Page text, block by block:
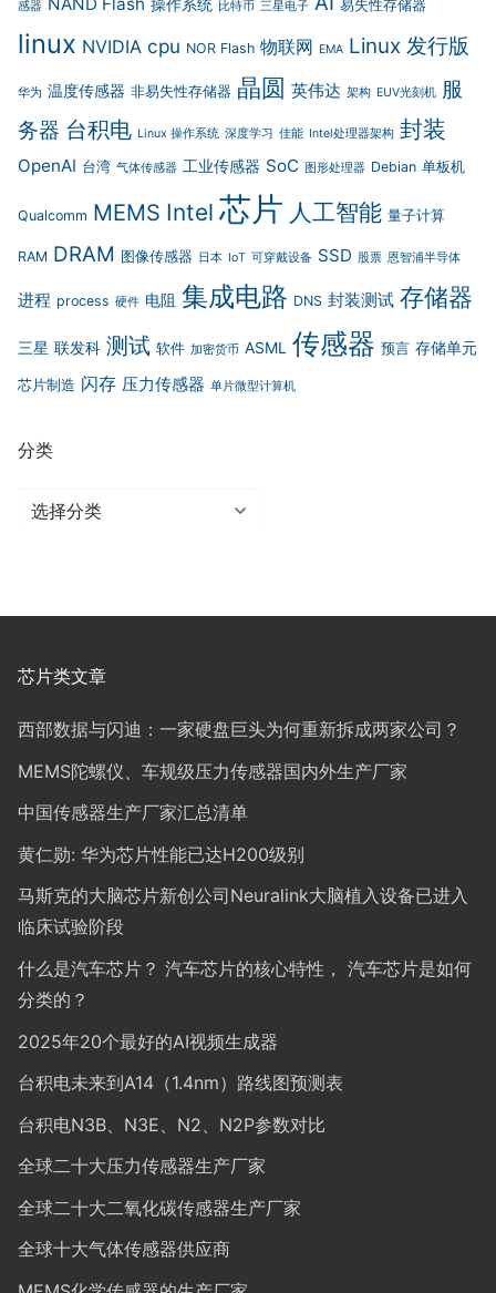
感器 NAND Flash 操作系统 比特币 三星电子 易失性存储器
linux NVIDIA cpu NOR Flash 物联网 EMA Linux 发行版
华为 温度传感器 非易失性存储器 晶圆 英伟达 架构 EUV光刻机 服
务器 台积电 Linux 操作系统 深度学习 佳能 Intel处理器架构 封装
OpenAI 台湾 气体传感器 工业传感器 SoC 图形处理器 Debian 单板机
Qualcomm MEMS Intel 芯片 人工智能 量子计算
RAM DRAM 图像传感器 日本 IoT 可穿戴设备 SSD 股票 恩智浦半导体
进程 process 硬件 电阻 集成电路 DNS 封装测试 存储器
三星 联发科 测试 软件 加密货币 ASML 传感器 预言 存储单元
芯片制造 闪存 压力传感器 单片微型计算机
分类
分
芯片类文章
西部数据与闪迪：一家硬盘巨头为何重新拆成两家公司？
MEMS陀螺仪、车规级压力传感器国内外生产厂家
中国传感器生产厂家汇总清单
黄仁勋: 华为芯片性能已达H200级别
马斯克的大脑芯片新创公司Neuralink大脑植入设备已进入
临床试验阶段
什么是汽车芯片？ 汽车芯片的核心特性， 汽车芯片是如何
分类的？
2025年20个最好的AI视频生成器
台积电未来到A14（1.4nm）路线图预测表
台积电N3B、N3E、N2、N2P参数对比
全球二十大压力传感器生产厂家
全球二十大二氧化碳传感器生产厂家
全球十大气体传感器供应商